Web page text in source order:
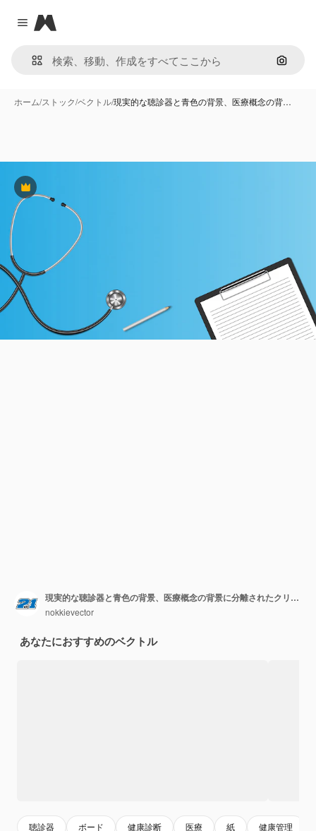
Close menu
Magnific
画像で
ホーム/ストック/ベクトル/現実的な聴診器と青色の背景、医療概念の背…
Premium
現実的な聴診器と青色の背景、医療概念の背景に分離されたクリップボード
nokkievector
あなたにおすすめのベクトル
聴診器 ボード 健康診断 医療 紙 健康管理